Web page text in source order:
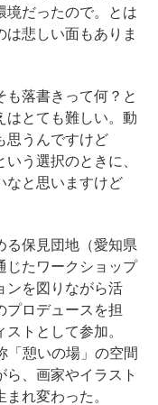
境だったので。とは
悲しい面もありま
も落書きって何？と
はとても難しい。動
思うんですけど
う選択のときに、
なと思いますけど
保見団地（愛知県
じたワークショップ
ンを図りながら活
プロデュースを担
トとして参加。
「憩いの場」の空間
、画家やイラスト
れ変わった。